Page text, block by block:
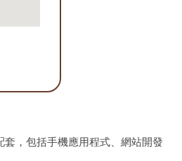
，包括手機應用程式、網站開發